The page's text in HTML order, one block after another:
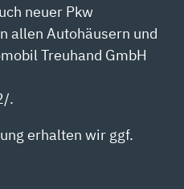
neuer Pkw
allen Autohäusern und
Treuhand GmbH
.
erhalten wir ggf.